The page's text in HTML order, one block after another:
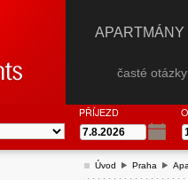
časté
PŘÍJEZD
Úvod Praha